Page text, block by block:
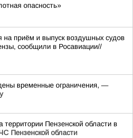
опасность»
на приём и выпуск воздушных судов
сообщили в Росавиации//
временные ограничения, —
Пензенской области в
Пензенской области